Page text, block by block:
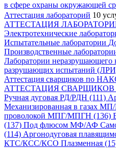
в сфере охраны окружающей
Аттестация лабораторий 10
АТТЕСТАЦИЯ
Электротехнические
Испытательные лаборатории
Производственные
Лаборатории неразрушающего
разрушающих испытаний
Аттестация сварщиков по
АТТЕСТАЦИЯ
Ручная дуговая РД/РДН (111)
Механизированная в газах
проволокой МПГ/МПГН (136)
(137) Под флюсом МФ/АФ
(114) Аргонодуговая
КТС/КСС/КСО Плазменная